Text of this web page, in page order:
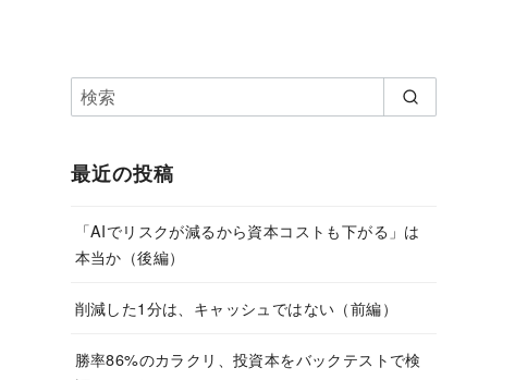
最近の投稿
「AIでリスクが減るから資本コストも下がる」は
本当か（後編）
削減した1分は、キャッシュではない（前編）
勝率86%のカラクリ、投資本をバックテストで検